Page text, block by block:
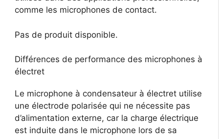
comme les microphones de contact.
Pas de produit disponible.
Différences de performance des microphones à
électret
Le microphone à condensateur à électret utilise
une électrode polarisée qui ne nécessite pas
d’alimentation externe, car la charge électrique
est induite dans le microphone lors de sa